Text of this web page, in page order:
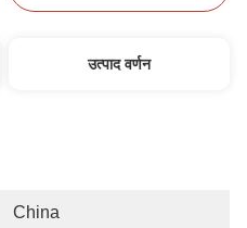
उत्पाद वर्णन
China